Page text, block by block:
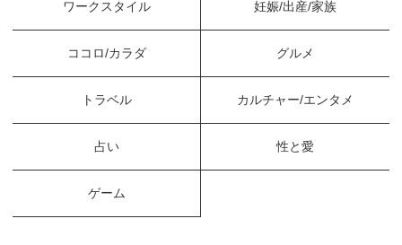
ワークスタイル 妊娠/出産/家族
ココロ/カラダ グルメ
トラベル カルチャー/エンタメ
占い 性と愛
ゲーム